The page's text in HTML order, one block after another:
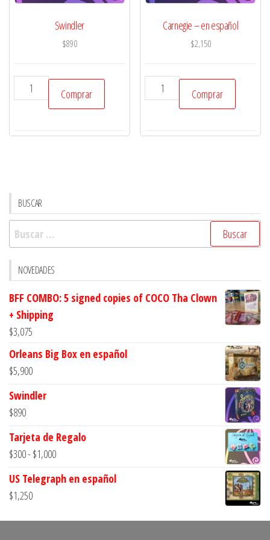
cantidad
Swindler
$890
Swindler
cantidadComprar
Carnegie – en español
$2,150
Carnegie
-
español
Comprar
BUSCAR
Buscar:
NOVEDADES
BFF COMBO: 5 signed copies of COCO Tha Clown
+ Shipping
$3,075
Orleans Big Box en español
$5,900
Swindler
$890
Tarjeta de Regalo
$300- $1,000Rango
precios:
$300
US Telegraph en español
$1,250